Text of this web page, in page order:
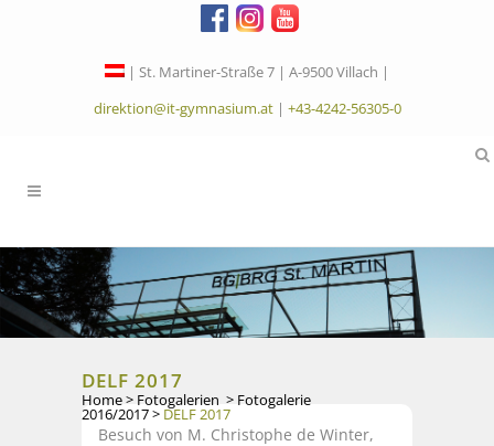
| St. Martiner-Straße 7 | A-9500 Villach |
direktion@it-gymnasium.at| +43-4242-56305-0
DELF 2017
Home> Fotogalerien > Fotogalerie
2016/2017> DELF 2017
Besuch von M. Christophe de Winter,